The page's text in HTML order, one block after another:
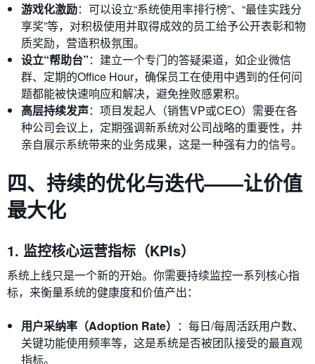
游戏化激励：可以设立“系统使用率排行榜”、“最佳实践分
享奖”等，对积极使用并取得成效的员工给予公开表彰和物
质奖励，营造积极氛围。
设立“帮助台”：建立一个专门的答疑渠道，如企业微信
群、定期的Office Hour，确保员工在使用中遇到的任何问
题都能被快速响应和解决，避免挫败感累积。
高层持续发声：项目发起人（销售VP或CEO）需要在各
种公司会议上，定期强调新系统对公司战略的重要性，并
亲自展示系统带来的业务成果，这是一种强有力的信号。
四、持续的优化与迭代——让价值
最大化
1. 监控核心运营指标（KPIs）
系统上线只是一个新的开始。你需要持续监控一系列核心指
标，来衡量系统的健康度和价值产出：
用户采纳率（Adoption Rate） ：每日/每周活跃用户数、
关键功能使用频率等，这是系统是否被团队接受的最直观
指标。